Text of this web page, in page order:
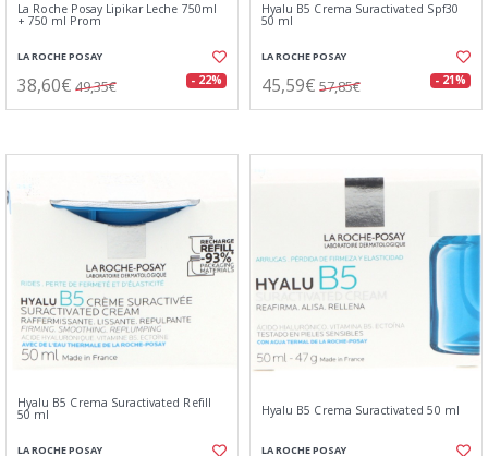
La Roche Posay Lipikar Leche 750ml
+ 750 ml Prom
LA ROCHE POSAY
38,60€ 49,35€ - 22%
Hyalu B5 Crema Suractivated Spf30
50 ml
LA ROCHE POSAY
45,59€ 57,85€ - 21%
Hyalu B5 Crema Suractivated Refill
50 ml
LA ROCHE POSAY
Hyalu B5 Crema Suractivated 50 ml
LA ROCHE POSAY